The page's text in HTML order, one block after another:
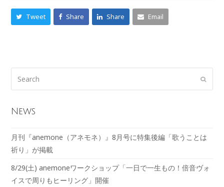
Tweet Share Share Email
News
月刊『anemone（アネモネ）』8月号に特集後編「歌うことは
祈り」が掲載
8/29(土) anemoneワークショップ「一日で一生もの！倍音ヴォ
イスで周りもヒーリング」開催